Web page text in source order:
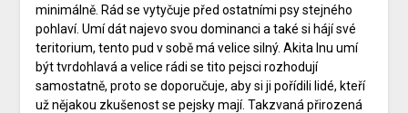
minimálně. Rád se vytyčuje před ostatními psy stejného
pohlaví. Umí dát najevo svou dominanci a také si hájí své
teritorium, tento pud v sobě má velice silný. Akita Inu umí
být tvrdohlavá a velice rádi se tito pejsci rozhodují
samostatně, proto se doporučuje, aby si ji pořídili lidé, kteří
už nějakou zkušenost se pejsky mají. Takzvaná přirozená